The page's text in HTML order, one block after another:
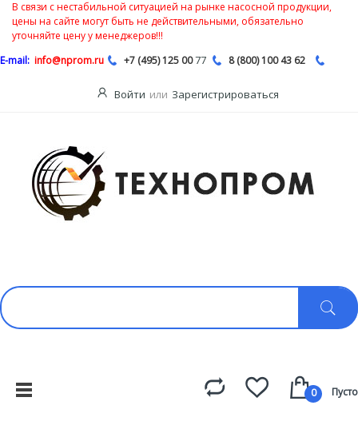
В связи с нестабильной ситуацией на рынке насосной продукции,
цены на сайте могут быть не действительными, обязательно
уточняйте цену у менеджеров!!!
E-mail: info@nprom.ru +7 (495) 125 0077 8 (800) 100 43 62
Войти или Зарегистрироваться
0 Пусто